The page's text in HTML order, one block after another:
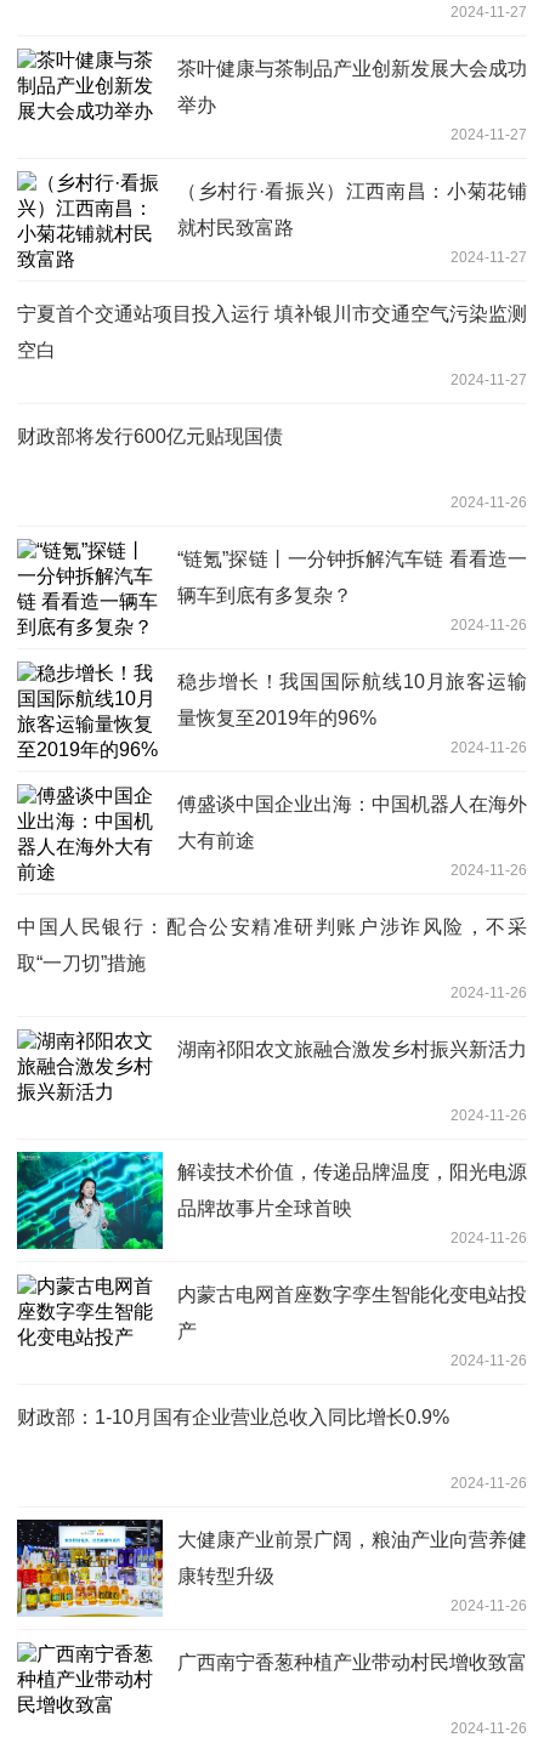
2024-11-27
茶叶健康与茶制品产业创新发展大会成功
举办
2024-11-27
（乡村行·看振兴）江西南昌：小菊花铺
就村民致富路
2024-11-27
宁夏首个交通站项目投入运行 填补银川市交通空气污染监测
空白
2024-11-27
财政部将发行600亿元贴现国债
2024-11-26
“链氪”探链丨一分钟拆解汽车链 看看造一
辆车到底有多复杂？
2024-11-26
稳步增长！我国国际航线10月旅客运输
量恢复至2019年的96%
2024-11-26
傅盛谈中国企业出海：中国机器人在海外
大有前途
2024-11-26
中国人民银行：配合公安精准研判账户涉诈风险，不采
取“一刀切”措施
2024-11-26
湖南祁阳农文旅融合激发乡村振兴新活力
2024-11-26
解读技术价值，传递品牌温度，阳光电源
品牌故事片全球首映
2024-11-26
内蒙古电网首座数字孪生智能化变电站投
产
2024-11-26
财政部：1-10月国有企业营业总收入同比增长0.9%
2024-11-26
大健康产业前景广阔，粮油产业向营养健
康转型升级
2024-11-26
广西南宁香葱种植产业带动村民增收致富
2024-11-26